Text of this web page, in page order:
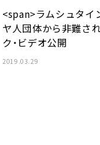
<span>ラムシュタイ
ヤ人団体から非難さ
ク・ビデオ公開
2019.03.29